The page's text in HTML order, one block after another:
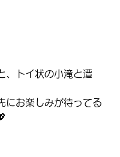
、トイ状の小滝と遭
にお楽しみが待ってる